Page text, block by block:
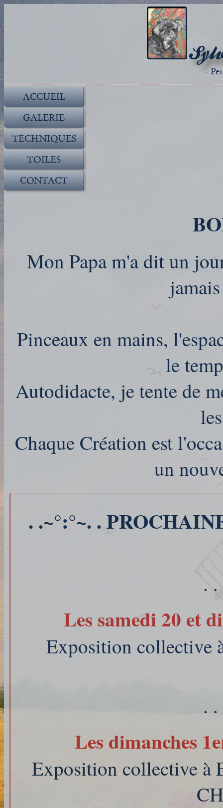
-
ACCUEIL
GALERIE
TECHNIQUES
TOILES
CONTACT
Mon Papa m'a dit un
Pinceaux en mains,
le
Autodidacte, je tente de
Chaque Création est
un
. .~°:°~. .
.
Les samedi 20 et
Exposition
.
Les dimanches
Exposition collective à